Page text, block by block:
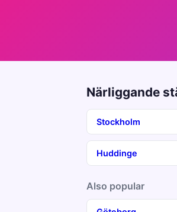
Närliggande
Stockholm
Huddinge
Also popular